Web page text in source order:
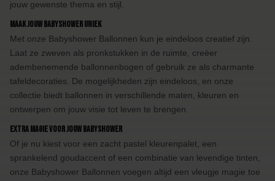
jouw gewenste thema en stijl.
Maak Jouw Babyshower Uniek
Met onze Babyshower Ballonnen kun je eindeloos creatief zijn.
Laat ze zweven als pronkstukken in de ruimte, creëer
adembenemende ballonnenbogen of gebruik ze als charmante
tafeldecoraties. De mogelijkheden zijn eindeloos, en onze
collectie biedt ballonnen in verschillende maten, kleuren en
ontwerpen om jouw visie tot leven te brengen.
Extra Magie voor Jouw Babyshower
Of je nu kiest voor een zacht pastel kleurenpalet, een
sprankelend goudaccent of een combinatie van levendige tinten,
onze Babyshower Ballonnen voegen altijd een vleugje magie toe